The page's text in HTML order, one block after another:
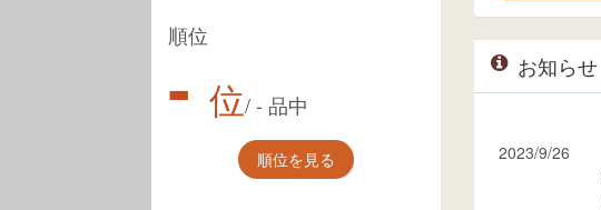
順位
- 位/- 品中
順位を見る
お知らせ
2023/9/26